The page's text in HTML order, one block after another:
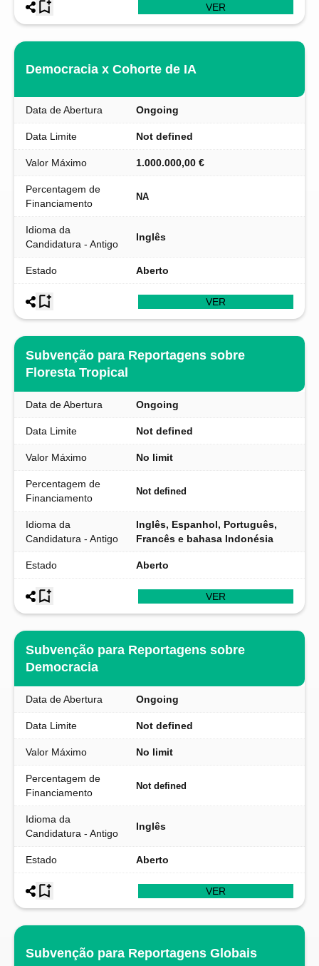
VER
Democracia x Cohorte de IA
Data de Abertura Ongoing
Data Limite Not defined
Valor Máximo 1.000.000,00 €
Percentagem de
Financiamento
NA
Idioma da
Candidatura - Antigo
Inglês
Estado Aberto
VER
Subvenção para Reportagens sobre
Floresta Tropical
Data de Abertura Ongoing
Data Limite Not defined
Valor Máximo No limit
Percentagem de
Financiamento
Not defined
Idioma da
Candidatura - Antigo
Inglês, Espanhol, Português,
Francês e bahasa Indonésia
Estado Aberto
VER
Subvenção para Reportagens sobre
Democracia
Data de Abertura Ongoing
Data Limite Not defined
Valor Máximo No limit
Percentagem de
Financiamento
Not defined
Idioma da
Candidatura - Antigo
Inglês
Estado Aberto
VER
Subvenção para Reportagens Globais